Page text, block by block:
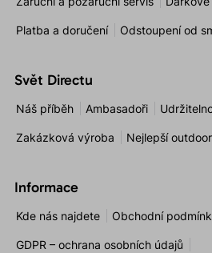
Platba a doručení Odstoupení od
Svět Directu
Náš příběh Ambasadoři
Zakázková výroba Nejlepší
Informace
Kde nás najdete Obchodní
GDPR – ochrana osobních údajů